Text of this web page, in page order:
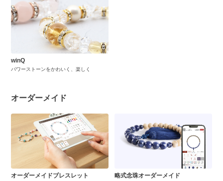
winQ
パワーストーンをかわいく、楽しく
オーダーメイド
オーダーメイドブレスレット 略式念珠オーダーメイド